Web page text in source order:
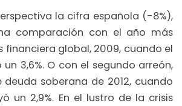
la cifra española (-8%),
comparación con el año más
financiera global, 2009, cuando el
un 3,6%. O con el segundo arreón,
deuda soberana de 2012, cuando
un 2,9%. En el lustro de la crisis